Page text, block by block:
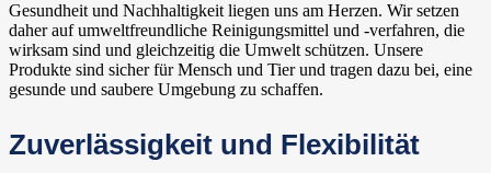
Gesundheit und Nachhaltigkeit liegen uns am Herzen. Wir setzen
daher auf umweltfreundliche Reinigungsmittel und -verfahren, die
wirksam sind und gleichzeitig die Umwelt schützen. Unsere
Produkte sind sicher für Mensch und Tier und tragen dazu bei, eine
gesunde und saubere Umgebung zu schaffen.
Zuverlässigkeit und Flexibilität